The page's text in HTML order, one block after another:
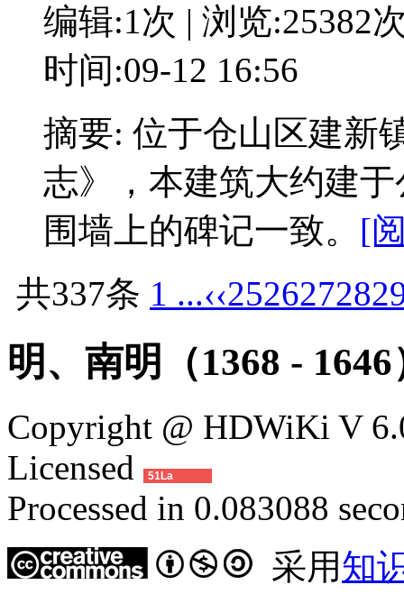
编辑:1次 | 浏览:25382
时间:09-12 16:56
摘要: 位于仓山区建新
志》，本建筑大约建
围墙上的碑记一致。 [
共337条 1 ...‹‹25262728
明、南明（1368 - 1646
Copyright @ HDWiKi V
Licensed
51La
Processed in 0.083088
采用知